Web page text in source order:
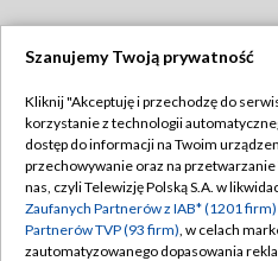
Abonament TVP
Emisja w TVP
Centrum informacji TVP
Polityka
Moje
Szanujemy Twoją prywatność
Kliknij "Akceptuję i przechodzę do
korzystanie z technologii
dostęp do informacji na Twoim
przechowywanie oraz na
nas, czyli Telewizję Polską S.A. w
Zaufanych Partnerów z IAB* (1201 firm)
Partnerów TVP (93 firm), w celach
zautomatyzowanego dopasowania